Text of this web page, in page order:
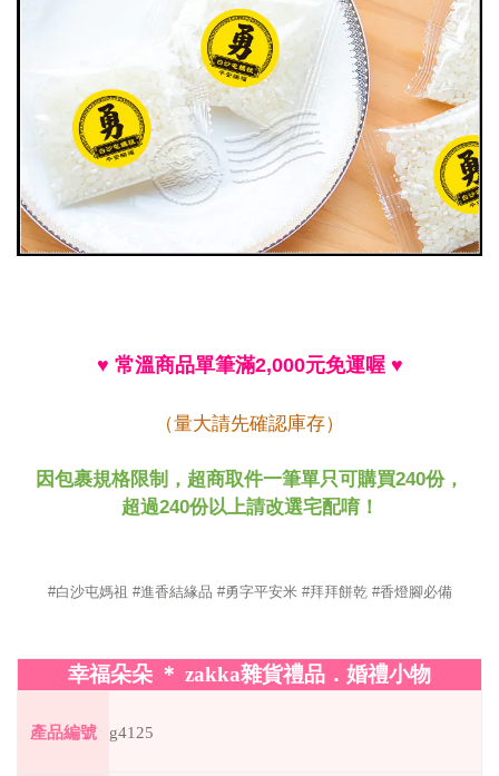
♥ 常溫商品單筆滿2,000元免運喔♥
（量大請先確認庫存）
因包裹規格限制，超商取件一筆單只可購買240份，
超過240份以上請改選宅配唷！
#白沙屯媽祖 #進香結緣品 #勇字平安米 #拜拜餅乾 #香燈腳必備
幸福朵朵 ＊ zakka雜貨禮品．婚禮小物
產品編號 g4125